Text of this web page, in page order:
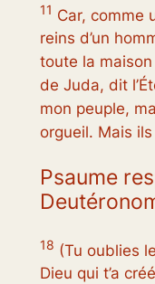
11 Car, comme
reins d’un
toute la maison
de Juda, dit
mon peuple,
orgueil. Mais
Psaume
18 (Tu oublies
Dieu qui t’a